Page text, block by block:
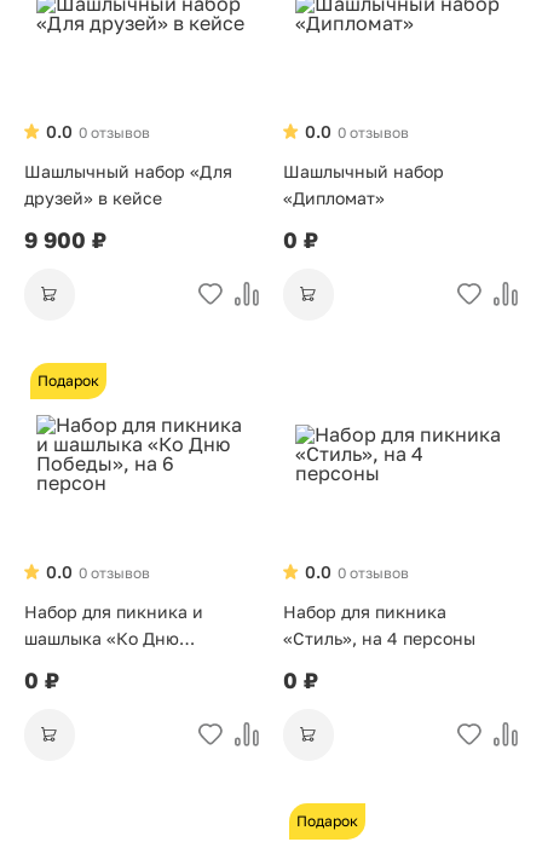
0 отзывов
0.0
Шашлычный набор «Для
друзей» в кейсе
9 900 ₽
0 отзывов
0.0
Шашлычный набор
«Дипломат»
0 ₽
Подарок
0 отзывов
0.0
Набор для пикника и
шашлыка «Ко Дню
0 ₽
0 отзывов
0.0
Набор для пикника
«Стиль», на 4 персоны
0 ₽
Подарок